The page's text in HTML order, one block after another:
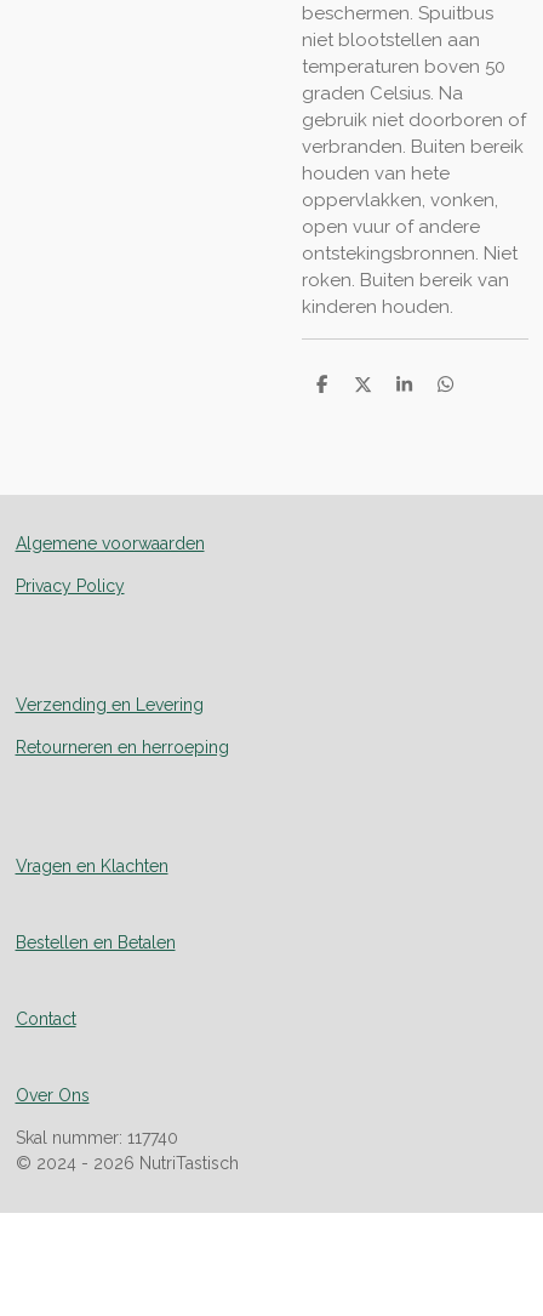
beschermen. Spuitbus
niet blootstellen aan
temperaturen boven 50
graden Celsius. Na
gebruik niet doorboren of
verbranden. Buiten bereik
houden van hete
oppervlakken, vonken,
open vuur of andere
ontstekingsbronnen. Niet
roken. Buiten bereik van
kinderen houden.
D
D
S
D
Algemene voorwaarden
Privacy Policy
Verzending en Levering
Retourneren en herroeping
Vragen en Klachten
Bestellen en Betalen
Contact
Over Ons
Skal nummer: 117740
© 2024 - 2026 NutriTastisch